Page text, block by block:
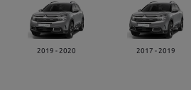
2019 - 2020 2017 - 2019